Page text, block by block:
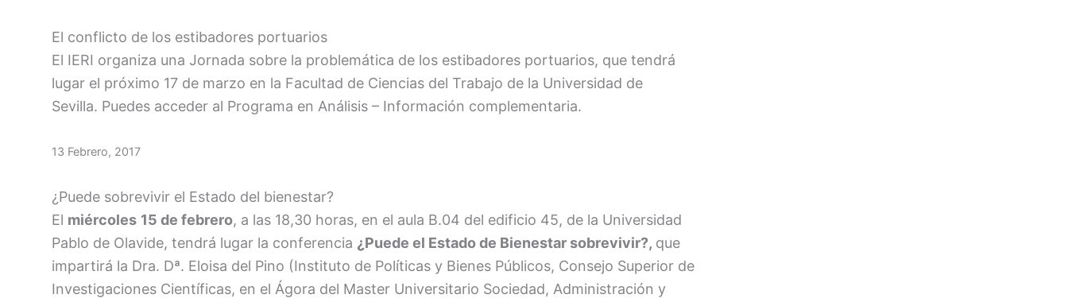
El conflicto de los estibadores portuarios
El IERI organiza una Jornada sobre la problemática de los estibadores portuarios, que tendrá
lugar el próximo 17 de marzo en la Facultad de Ciencias del Trabajo de la Universidad de
Sevilla. Puedes acceder al Programa en Análisis – Información complementaria.
13 Febrero, 2017
¿Puede sobrevivir el Estado del bienestar?
El miércoles 15 de febrero, a las 18,30 horas, en el aula B.04 del edificio 45, de la Universidad
Pablo de Olavide, tendrá lugar la conferencia ¿Puede el Estado de Bienestar sobrevivir?, que
impartirá la Dra. Dª. Eloisa del Pino (Instituto de Políticas y Bienes Públicos, Consejo Superior de
Investigaciones Científicas, en el Ágora del Master Universitario Sociedad, Administración y